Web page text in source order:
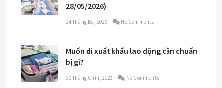
28/05/2026)
24 Tháng Ba, 2026 No Comments
Muốn đi xuất khẩu lao động cần chuẩn
bị gì?
30 Tháng Chín, 2022 No Comments